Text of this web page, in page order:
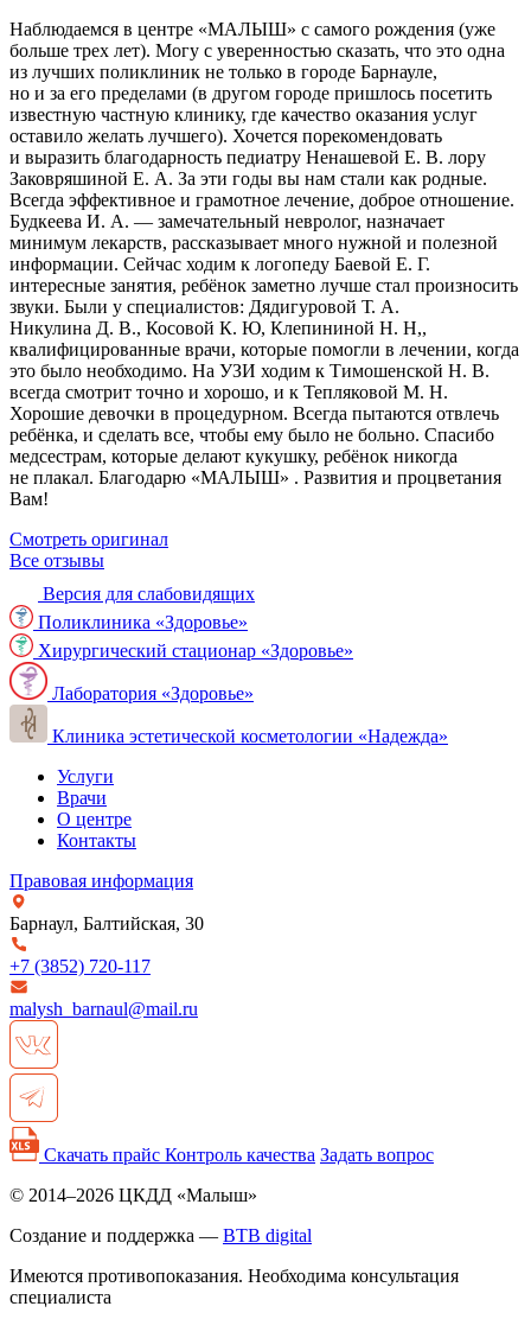
Наблюдаемся в центре «МАЛЫШ» с самого рождения (уже
больше трех лет). Могу с уверенностью сказать, что это одна
из лучших поликлиник не только в городе Барнауле,
но и за его пределами (в другом городе пришлось посетить
известную частную клинику, где качество оказания услуг
оставило желать лучшего). Хочется порекомендовать
и выразить благодарность педиатру Ненашевой Е. В. лору
Заковряшиной Е. А. За эти годы вы нам стали как родные.
Всегда эффективное и грамотное лечение, доброе отношение.
Будкеева И. А. — замечательный невролог, назначает
минимум лекарств, рассказывает много нужной и полезной
информации. Сейчас ходим к логопеду Баевой Е. Г.
интересные занятия, ребёнок заметно лучше стал произносить
звуки. Были у специалистов: Дядигуровой Т. А.
Никулина Д. В., Косовой К. Ю, Клепининой Н. Н,,
квалифицированные врачи, которые помогли в лечении, когда
это было необходимо. На УЗИ ходим к Тимошенской Н. В.
всегда смотрит точно и хорошо, и к Тепляковой М. Н.
Хорошие девочки в процедурном. Всегда пытаются отвлечь
ребёнка, и сделать все, чтобы ему было не больно. Спасибо
медсестрам, которые делают кукушку, ребёнок никогда
не плакал. Благодарю «МАЛЫШ» . Развития и процветания
Вам!
Смотреть оригинал
Все отзывы
Версия для слабовидящих
Поликлиника «Здоровье»
Хирургический стационар «Здоровье»
Лаборатория «Здоровье»
Клиника эстетической косметологии «Надежда»
Услуги
Врачи
О центре
Контакты
Правовая информация
Барнаул, Балтийская, 30
+7 (3852) 720-117
malysh_barnaul@mail.ru
Скачать прайс Контроль качества Задать вопрос
© 2014–2026 ЦКДД «Малыш»
Создание и поддержка — BTB digital
Имеются противопоказания. Необходима консультация
специалиста